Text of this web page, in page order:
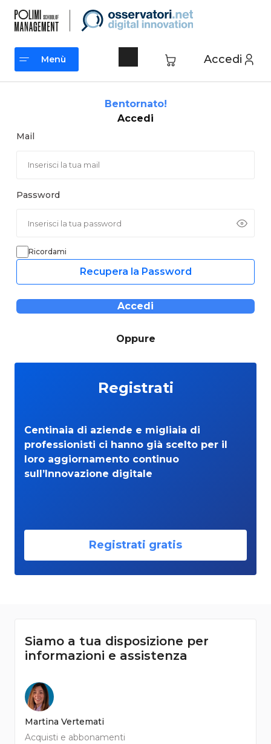
contenuto
Accedi
Menù
Bentornato!
Accedi
Mail
Password
Ricordami
Recupera la Password
Accedi
Oppure
Registrati
Centinaia di aziende e migliaia di
professionisti ci hanno già scelto per il
loro aggiornamento continuo
sull’Innovazione digitale
Registrati gratis
Siamo a tua disposizione per
informazioni e assistenza
Martina Vertemati
Acquisti e abbonamenti